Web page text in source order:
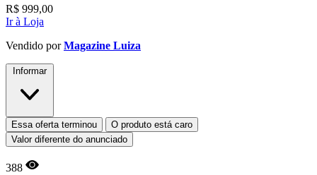
R$ 999,00
Ir à Loja
Vendido porMagazine Luiza
Informar
Essa oferta terminou
O produto está caro
Valor diferente do anunciado
388